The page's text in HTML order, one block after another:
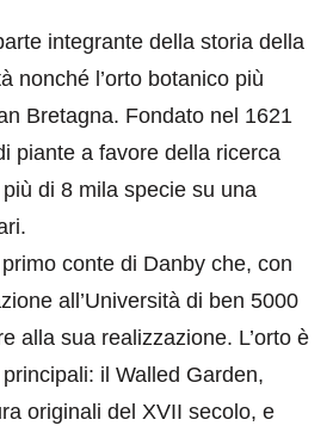
integrante della storia della
nonché l’orto botanico più
Bretagna. Fondato nel 1621
piante a favore della ricerca
di 8 mila specie su una
conte di Danby che, con
all’Università di ben 5000
alla sua realizzazione. L’orto è
il Walled Garden,
originali del XVII secolo, e